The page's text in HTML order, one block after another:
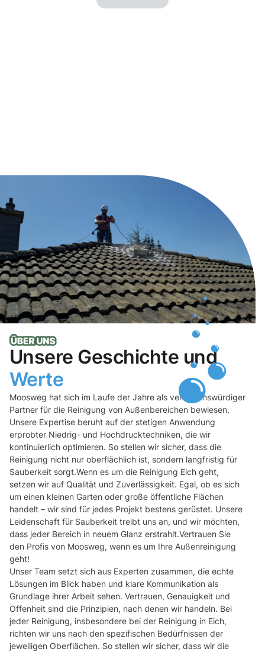
Unsere Geschichte und
Werte
Moosweg hat sich im Laufe der Jahre als vertrauenswürdiger
Partner für die Reinigung von Außenbereichen bewiesen.
Unsere Expertise beruht auf der stetigen Anwendung
erprobter Niedrig- und Hochdrucktechniken, die wir
kontinuierlich optimieren. So stellen wir sicher, dass die
Reinigung nicht nur oberflächlich ist, sondern langfristig für
Sauberkeit sorgt.Wenn es um die Reinigung Eich geht,
setzen wir auf Qualität und Zuverlässigkeit. Egal, ob es sich
um einen kleinen Garten oder große öffentliche Flächen
handelt – wir sind für jedes Projekt bestens gerüstet. Unsere
Leidenschaft für Sauberkeit treibt uns an, und wir möchten,
dass jeder Bereich in neuem Glanz erstrahlt.Vertrauen Sie
den Profis von Moosweg, wenn es um Ihre Außenreinigung
geht!
Unser Team setzt sich aus Experten zusammen, die echte
Lösungen im Blick haben und klare Kommunikation als
Grundlage ihrer Arbeit sehen. Vertrauen, Genauigkeit und
Offenheit sind die Prinzipien, nach denen wir handeln. Bei
jeder Reinigung, insbesondere bei der Reinigung in Eich,
richten wir uns nach den spezifischen Bedürfnissen der
jeweiligen Oberflächen. So stellen wir sicher, dass wir die